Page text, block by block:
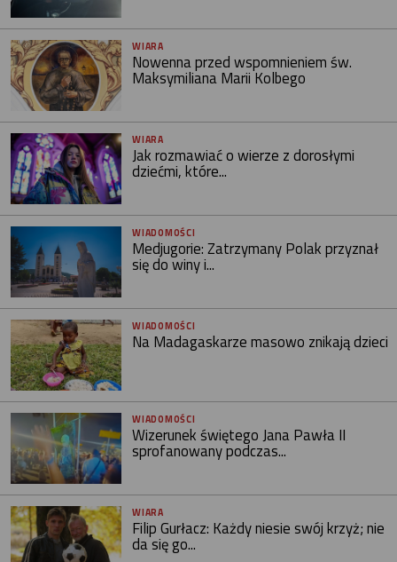
WIARA
Nowenna przed wspomnieniem św.
Maksymiliana Marii Kolbego
WIARA
Jak rozmawiać o wierze z dorosłymi
dziećmi, które...
WIADOMOŚCI
Medjugorie: Zatrzymany Polak przyznał
się do winy i...
WIADOMOŚCI
Na Madagaskarze masowo znikają dzieci
WIADOMOŚCI
Wizerunek świętego Jana Pawła II
sprofanowany podczas...
WIARA
Filip Gurłacz: Każdy niesie swój krzyż; nie
da się go...